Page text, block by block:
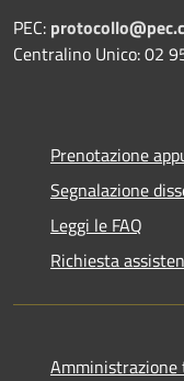
PEC:
Centralino Unico: 02
Prenotazione
Segnalazione
Leggi le FAQ
Richiesta